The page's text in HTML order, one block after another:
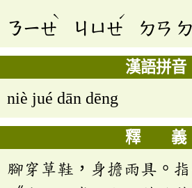
ㄋㄧㄝ
ˋ
ㄐㄩㄝ
ˊ
ㄉㄢ
漢語拼音
niè jué dān dēng
釋 義
腳穿草鞋，身擔雨具。